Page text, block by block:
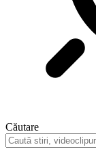
Căutare